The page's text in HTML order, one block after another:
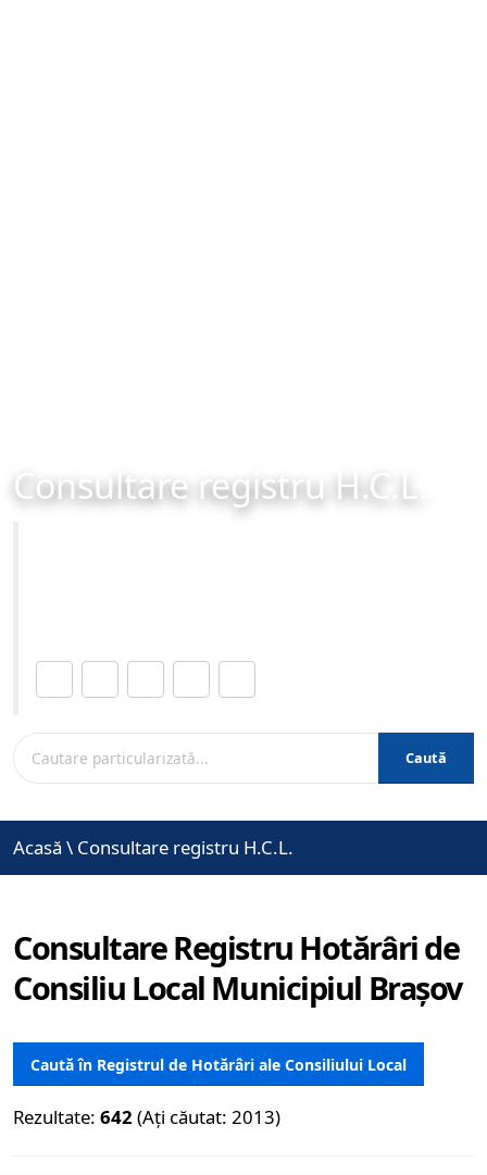
Consultare registru H.C.L.
Caută
Acasă \ Consultare registru H.C.L.
Consultare Registru Hotărâri de
Consiliu Local Municipiul Brașov
Caută în Registrul de Hotărâri ale Consiliului Local
Rezultate: 642 (Ați căutat: 2013)